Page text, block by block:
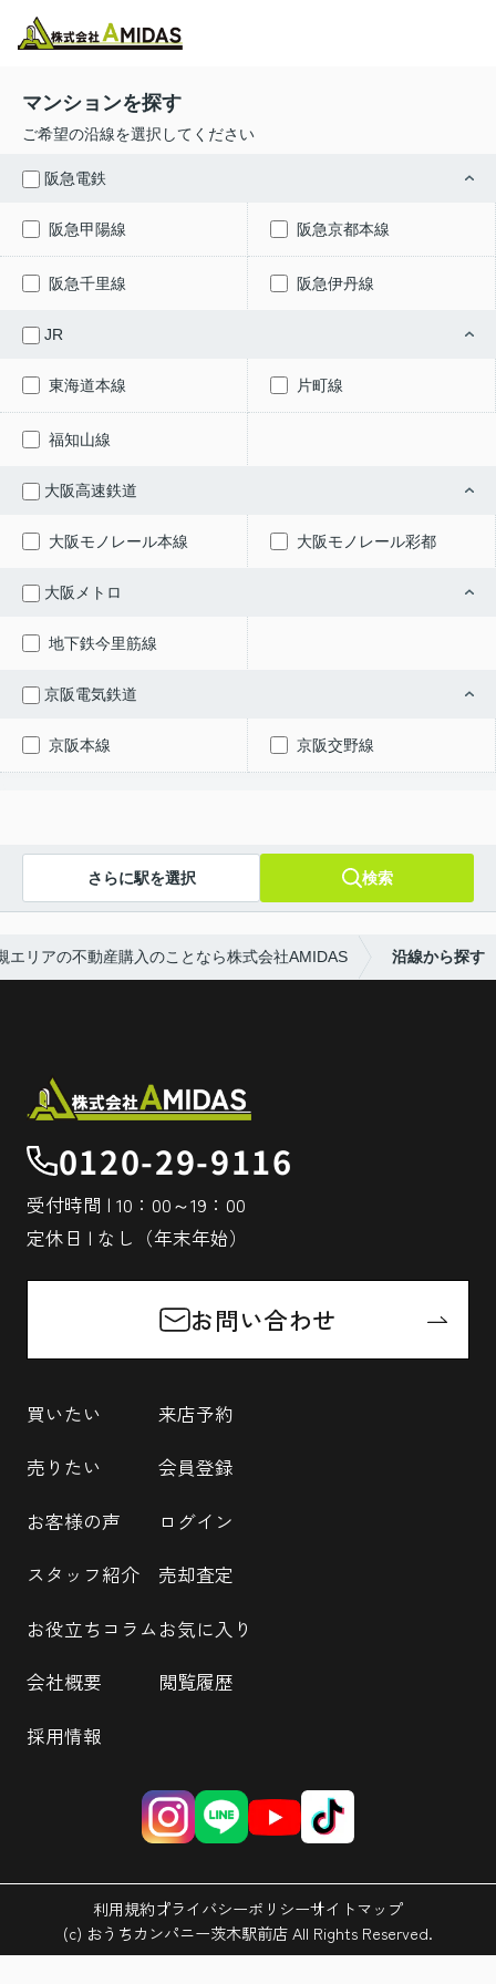
マンションを探す
ご希望の沿線を選択してください
阪急電鉄
阪急甲陽線 阪急京都本線
阪急千里線 阪急伊丹線
JR
東海道本線 片町線
福知山線
大阪高速鉄道
大阪モノレール本線 大阪モノレール彩都
大阪メトロ
地下鉄今里筋線
京阪電気鉄道
京阪本線 京阪交野線
さらに駅を選択 検索
エリアの不動産購入のことなら株式会社AMIDAS 沿線から探す
0120-29-9116
受付時間 | 10：00～19：00
定休日 | なし（年末年始）
お問い合わせ
買いたい
売りたい
お客様の声
スタッフ紹介
お役立ちコラム
会社概要
採用情報
来店予約
会員登録
ログイン
売却査定
お気に入り
閲覧履歴
利用規約プライバシーポリシーサイトマップ
(c) おうちカンパニー茨木駅前店 All Rights Reserved.